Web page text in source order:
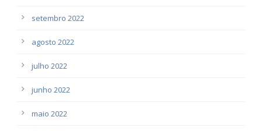
setembro 2022
agosto 2022
julho 2022
junho 2022
maio 2022